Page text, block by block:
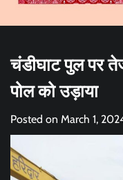
चंडीघाट पुल पर
पोल को उड़ाया
Posted on March 1,